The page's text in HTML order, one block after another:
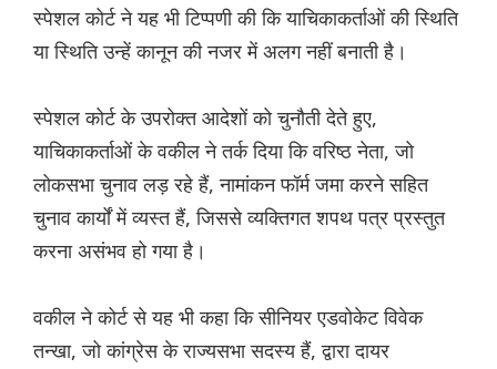
स्पेशल कोर्ट ने यह भी टिप्पणी की कि याचिकाकर्ताओं की स्थिति
या स्थिति उन्हें कानून की नजर में अलग नहीं बनाती है।
स्पेशल कोर्ट के उपरोक्त आदेशों को चुनौती देते हुए,
याचिकाकर्ताओं के वकील ने तर्क दिया कि वरिष्ठ नेता, जो
लोकसभा चुनाव लड़ रहे हैं, नामांकन फॉर्म जमा करने सहित
चुनाव कार्यों में व्यस्त हैं, जिससे व्यक्तिगत शपथ पत्र प्रस्तुत
करना असंभव हो गया है।
वकील ने कोर्ट से यह भी कहा कि सीनियर एडवोकेट विवेक
तन्खा, जो कांग्रेस के राज्यसभा सदस्य हैं, द्वारा दायर